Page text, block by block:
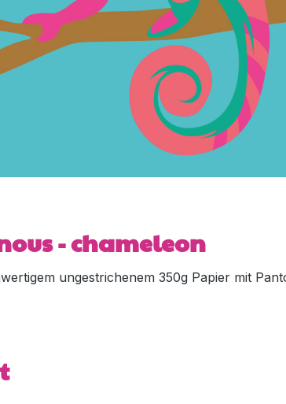
- chameleon
ungestrichenem 350g Papier mit